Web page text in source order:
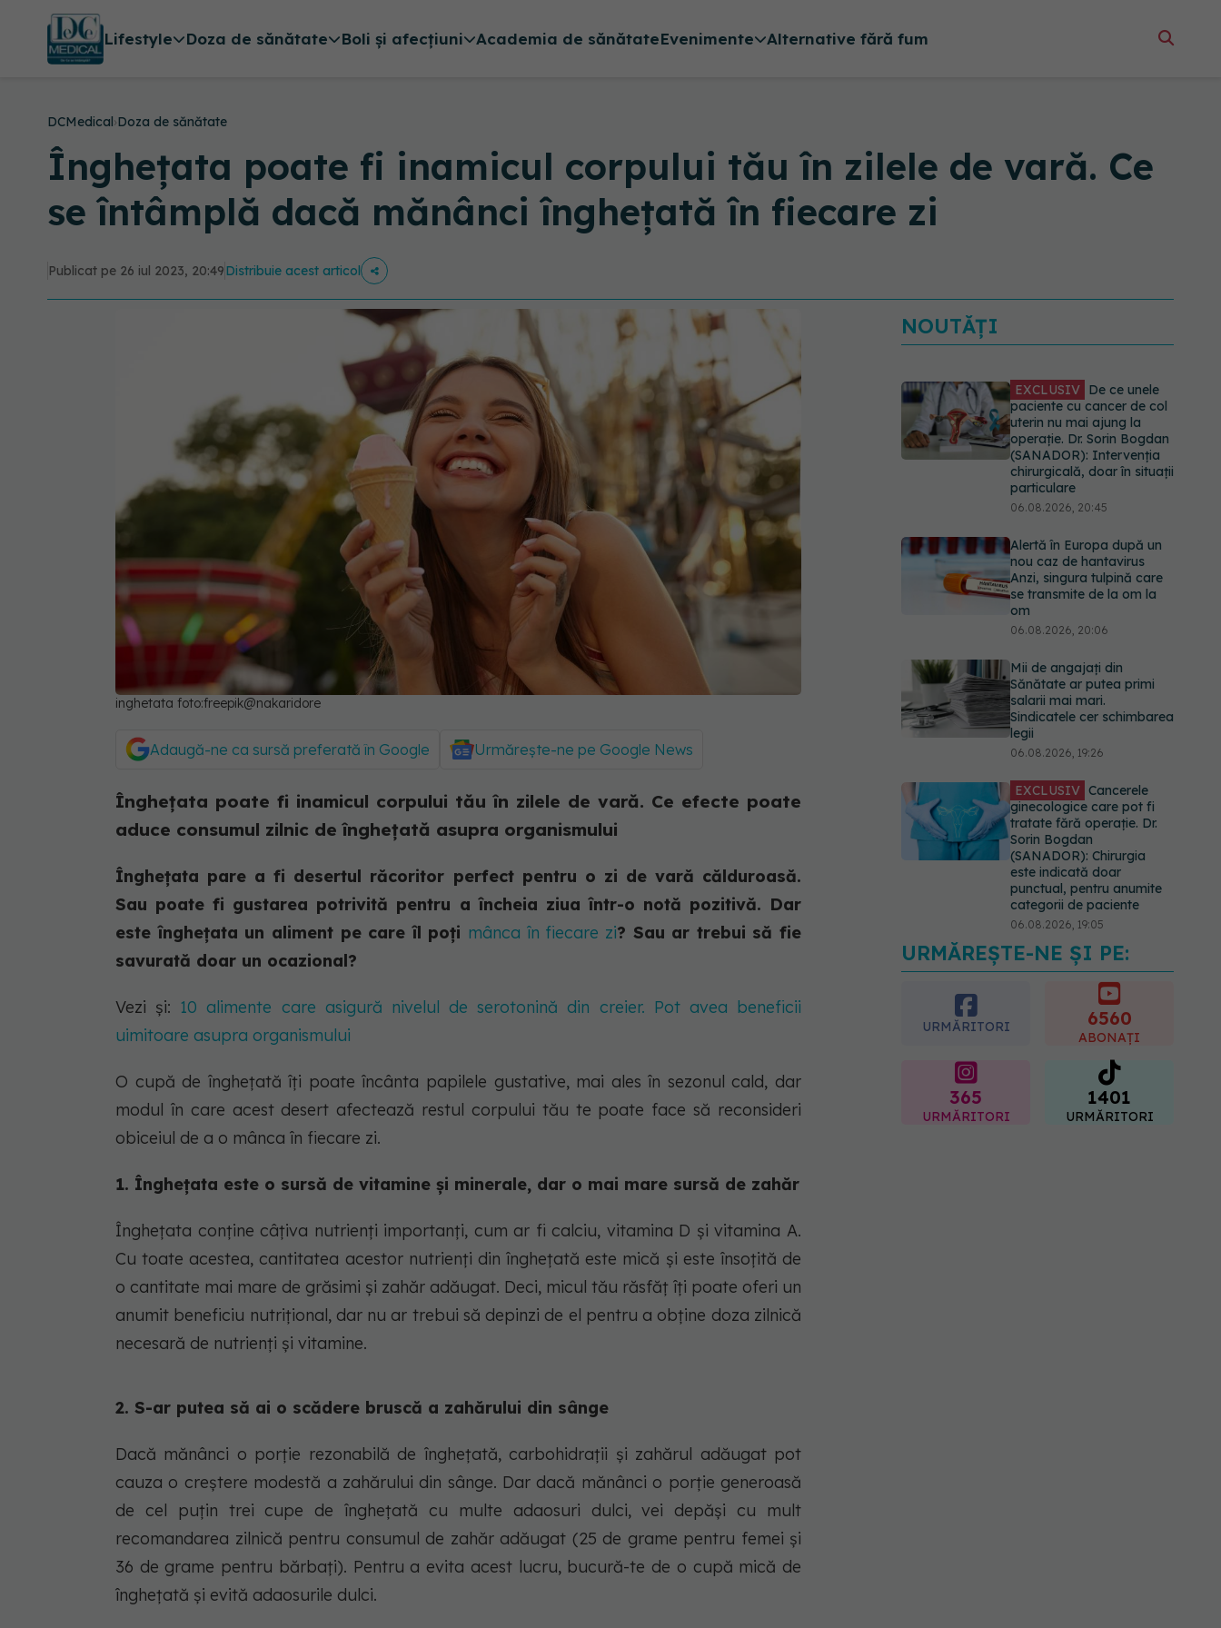
Lifestyle Doza de sănătate Boli și afecțiuni Academia de sănătateEvenimente Alternative fără fum
DCMedical›Doza de sănătate
Înghețata poate fi inamicul corpului tău în zilele de vară. Ce
se întâmplă dacă mănânci înghețată în fiecare zi
Publicat pe 26 iul 2023, 20:49Distribuie acest articol
inghetata foto:freepik@nakaridore
Adaugă-ne ca sursă preferată în Google Urmărește-ne pe Google News
Înghețata poate fi inamicul corpului tău în zilele de vară. Ce efecte poate
aduce consumul zilnic de înghețată asupra organismului
Înghețata pare a fi desertul răcoritor perfect pentru o zi de vară călduroasă.
Sau poate fi gustarea potrivită pentru a încheia ziua într-o notă pozitivă. Dar
este înghețata un aliment pe care îl poți mânca în fiecare zi? Sau ar trebui să fie
savurată doar un ocazional?
Vezi și: 10 alimente care asigură nivelul de serotonină din creier. Pot avea beneficii
uimitoare asupra organismului
O cupă de înghețată îți poate încânta papilele gustative, mai ales în sezonul cald, dar
modul în care acest desert afectează restul corpului tău te poate face să reconsideri
obiceiul de a o mânca în fiecare zi.
1. Înghețata este o sursă de vitamine și minerale, dar o mai mare sursă de zahăr
Înghețata conține câțiva nutrienți importanți, cum ar fi calciu, vitamina D și vitamina A.
Cu toate acestea, cantitatea acestor nutrienți din înghețată este mică și este însoțită de
o cantitate mai mare de grăsimi și zahăr adăugat. Deci, micul tău răsfăț îți poate oferi un
anumit beneficiu nutrițional, dar nu ar trebui să depinzi de el pentru a obține doza zilnică
necesară de nutrienți și vitamine.
2. S-ar putea să ai o scădere bruscă a zahărului din sânge
Dacă mănânci o porție rezonabilă de înghețată, carbohidrații și zahărul adăugat pot
cauza o creștere modestă a zahărului din sânge. Dar dacă mănânci o porție generoasă
de cel puțin trei cupe de înghețată cu multe adaosuri dulci, vei depăși cu mult
recomandarea zilnică pentru consumul de zahăr adăugat (25 de grame pentru femei și
36 de grame pentru bărbați). Pentru a evita acest lucru, bucură-te de o cupă mică de
înghețată și evită adaosurile dulci.
NOUTĂȚI
EXCLUSIV De ce unele
paciente cu cancer de col
uterin nu mai ajung la
operație. Dr. Sorin Bogdan
(SANADOR): Intervenția
chirurgicală, doar în situații
particulare
06.08.2026, 20:45
Alertă în Europa după un
nou caz de hantavirus
Anzi, singura tulpină care
se transmite de la om la
om
06.08.2026, 20:06
Mii de angajați din
Sănătate ar putea primi
salarii mai mari.
Sindicatele cer schimbarea
legii
06.08.2026, 19:26
EXCLUSIV Cancerele
ginecologice care pot fi
tratate fără operație. Dr.
Sorin Bogdan
(SANADOR): Chirurgia
este indicată doar
punctual, pentru anumite
categorii de paciente
06.08.2026, 19:05
EXCLUSIV Brahiterapie
vs radioterapie externă în
cancerul ginecologic. Dr.
Sorin Bogdan (SANADOR)
explică diferența și cum
acționează tratamentul
URMĂREȘTE-NE ȘI PE:
URMĂRITORI 6560
ABONAȚI
365
URMĂRITORI
1401
URMĂRITORI